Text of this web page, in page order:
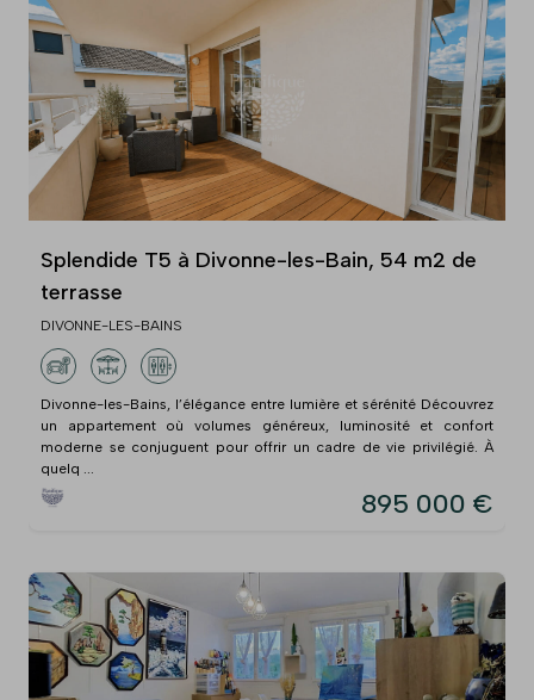
Splendide T5 à Divonne-les-Bain, 54 m2 de
terrasse
DIVONNE-LES-BAINS
Divonne-les-Bains, l’élégance entre lumière et sérénité Découvrez
un appartement où volumes généreux, luminosité et confort
moderne se conjuguent pour offrir un cadre de vie privilégié. À
quelq ...
895 000 €